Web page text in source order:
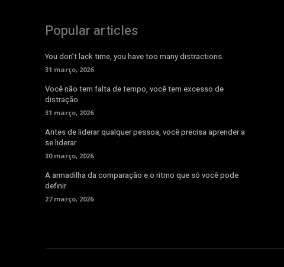
Popular articles
You don’t lack time, you have too many distractions.
31 março, 2026
Você não tem falta de tempo, você tem excesso de
distração
31 março, 2026
Antes de liderar qualquer pessoa, você precisa aprender a
se liderar
30 março, 2026
A armadilha da comparação e o ritmo que só você pode
definir
27 março, 2026